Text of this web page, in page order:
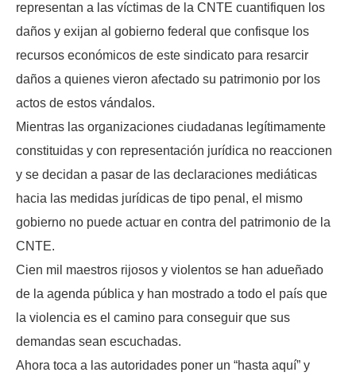
representan a las víctimas de la CNTE cuantifiquen los
daños y exijan al gobierno federal que confisque los
recursos económicos de este sindicato para resarcir
daños a quienes vieron afectado su patrimonio por los
actos de estos vándalos.
Mientras las organizaciones ciudadanas legítimamente
constituidas y con representación jurídica no reaccionen
y se decidan a pasar de las declaraciones mediáticas
hacia las medidas jurídicas de tipo penal, el mismo
gobierno no puede actuar en contra del patrimonio de la
CNTE.
Cien mil maestros rijosos y violentos se han adueñado
de la agenda pública y han mostrado a todo el país que
la violencia es el camino para conseguir que sus
demandas sean escuchadas.
Ahora toca a las autoridades poner un “hasta aquí” y